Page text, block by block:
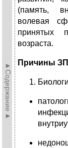
►Содержание►
(память,
волевая
принятых
возраста.
Причины